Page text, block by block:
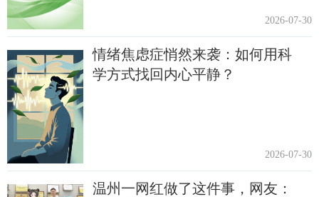
2026-07-30
情绪焦虑症悄然来袭：如何用科
学方式找回内心平静？
2026-07-30
温州一网红做了这件事，网友：